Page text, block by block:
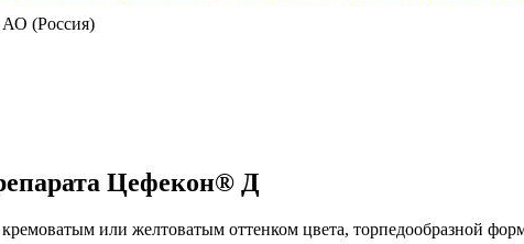
(Россия)
Цефекон® Д
кремоватым или желтоватым оттенком цвета, торпедообразной